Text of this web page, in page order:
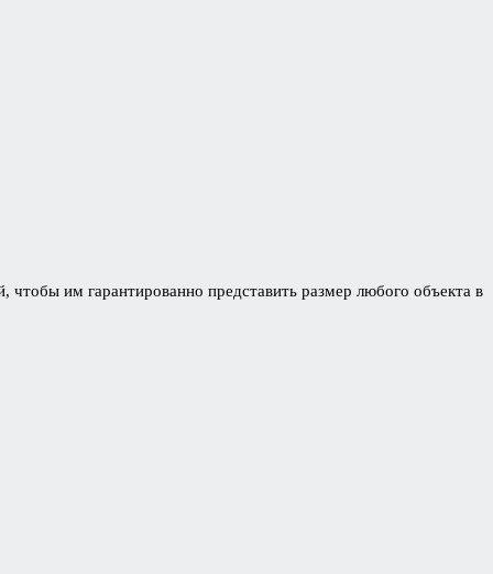
чтобы им гарантированно представить размер любого объекта в